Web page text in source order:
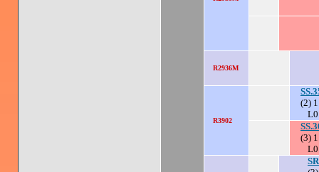
R2936M
R3902
(2)
L0
(3)
L0